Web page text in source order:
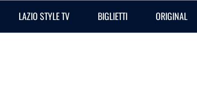
LAZIO STYLE TV BIGLIETTI ORIGINAL